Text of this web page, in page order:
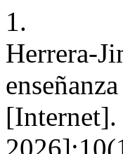
1.
Herrera-
[Internet].